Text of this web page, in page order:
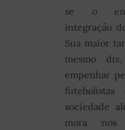
se o
integração
Sua maior
mesmo
empenhar
futebolistas
sociedade
mora nos